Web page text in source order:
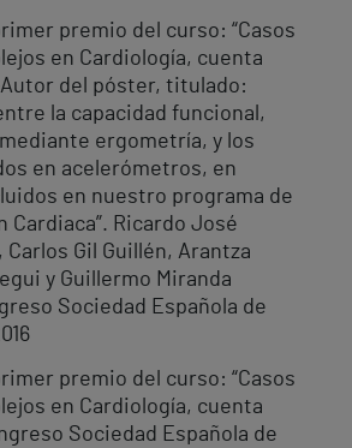
premio del curso: “Casos
en Cardiología, cuenta
del póster, titulado:
la capacidad funcional,
ergometría, y los
en acelerómetros, en
en nuestro programa de
Cardiaca”. Ricardo José
Gil Guillén, Arantza
y Guillermo Miranda
Sociedad Española de
premio del curso: “Casos
en Cardiología, cuenta
Sociedad Española de